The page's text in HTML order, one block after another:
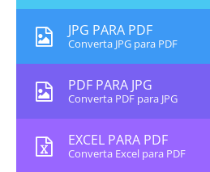
JPG PARA PDF
Converta JPG para PDF
PDF PARA JPG
Converta PDF para JPG
EXCEL PARA PDF
Converta Excel para PDF